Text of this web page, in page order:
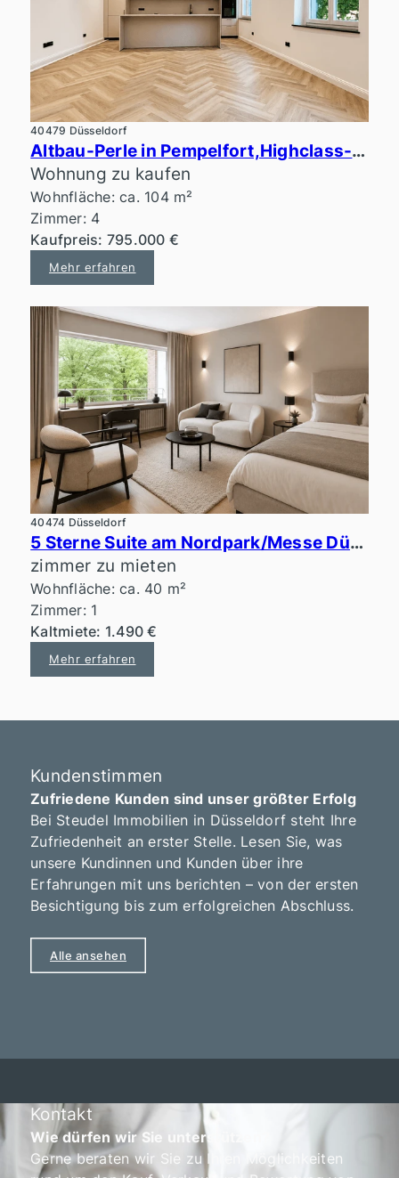
40479 Düsseldorf
Altbau-Perle in Pempelfort,Highclass-Ausstattung, Erstbezug
Wohnung zu kaufen
Wohnfläche: ca. 104 m²
Zimmer: 4
Kaufpreis: 795.000 €
Mehr erfahren
40474 Düsseldorf
5 Sterne Suite am Nordpark/Messe Düsseldorf
zimmer zu mieten
Wohnfläche: ca. 40 m²
Zimmer: 1
Kaltmiete: 1.490 €
Mehr erfahren
Kundenstimmen
Zufriedene Kunden sind unser größter Erfolg
Bei Steudel Immobilien in Düsseldorf steht Ihre
Zufriedenheit an erster Stelle. Lesen Sie, was
unsere Kundinnen und Kunden über ihre
Erfahrungen mit uns berichten – von der ersten
Besichtigung bis zum erfolgreichen Abschluss.
Alle ansehen
Kontakt
Wie dürfen wir Sie unterstützen?
Gerne beraten wir Sie zu Ihren Möglichkeiten